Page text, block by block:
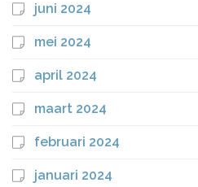
juni 2024
mei 2024
april 2024
maart 2024
februari 2024
januari 2024